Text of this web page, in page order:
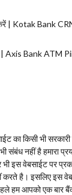
| Kotak Bank
| Axis Bank ATM
का किसी भी सरकारी
संबंध नहीं है हमारा
इस वेबसाईट पर
करते है। इसलिए इस
हम आपको एक बार